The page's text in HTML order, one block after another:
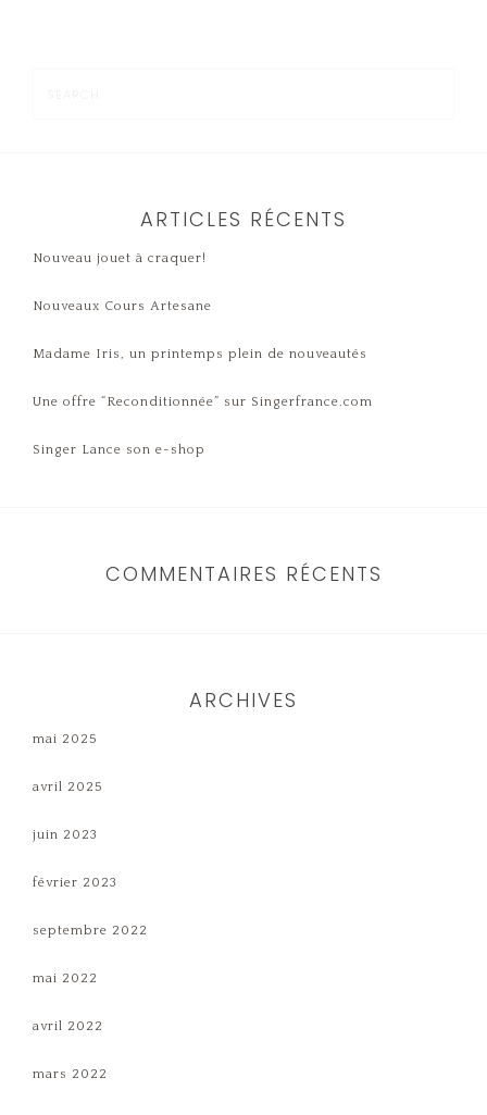
ARTICLES RÉCENTS
Nouveau jouet à craquer!
Nouveaux Cours Artesane
Madame Iris, un printemps plein de nouveautés
Une offre “Reconditionnée” sur Singerfrance.com
Singer Lance son e-shop
COMMENTAIRES RÉCENTS
ARCHIVES
mai 2025
avril 2025
juin 2023
février 2023
septembre 2022
mai 2022
avril 2022
mars 2022